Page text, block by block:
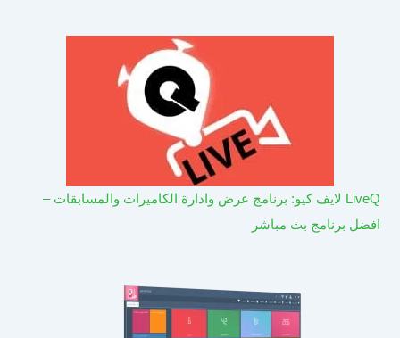
LiveQ لايف كيو: برنامج عرض وادارة الكاميرات والمسابقات –
افضل برنامج بث مباشر